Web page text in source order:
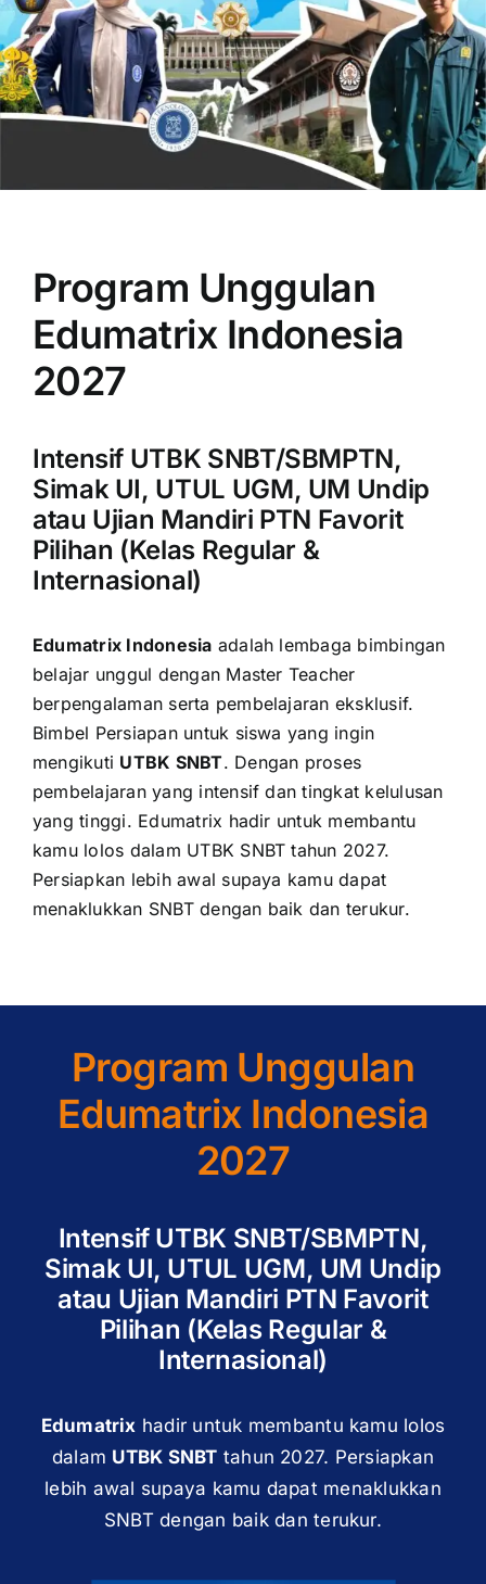
OUR PROGRAM
CONTACT US
Program Unggulan
Edumatrix Indonesia
2027
Intensif UTBK SNBT/SBMPTN,
Simak UI, UTUL UGM, UM Undip
atau Ujian Mandiri PTN Favorit
Pilihan (Kelas Regular &
Internasional)
Edumatrix Indonesia adalah lembaga bimbingan
belajar unggul dengan Master Teacher
berpengalaman serta pembelajaran eksklusif.
Bimbel Persiapan untuk siswa yang ingin
mengikuti UTBK SNBT. Dengan proses
pembelajaran yang intensif dan tingkat kelulusan
yang tinggi. Edumatrix hadir untuk membantu
kamu lolos dalam UTBK SNBT tahun 2027.
Persiapkan lebih awal supaya kamu dapat
menaklukkan SNBT dengan baik dan terukur.
Program Unggulan
Edumatrix Indonesia
2027
Intensif UTBK SNBT/SBMPTN,
Simak UI, UTUL UGM, UM Undip
atau Ujian Mandiri PTN Favorit
Pilihan (Kelas Regular &
Internasional)
Edumatrix hadir untuk membantu kamu lolos
dalam UTBK SNBT tahun 2027. Persiapkan
lebih awal supaya kamu dapat menaklukkan
SNBT dengan baik dan terukur.